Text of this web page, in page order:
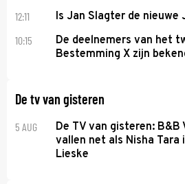
12:11 Is Jan Slagter de nieuwe
10:15
De deelnemers van het
Bestemming X zijn
De tv van gisteren
5 AUG
De TV van gisteren:
vallen net als Nisha
Lieske